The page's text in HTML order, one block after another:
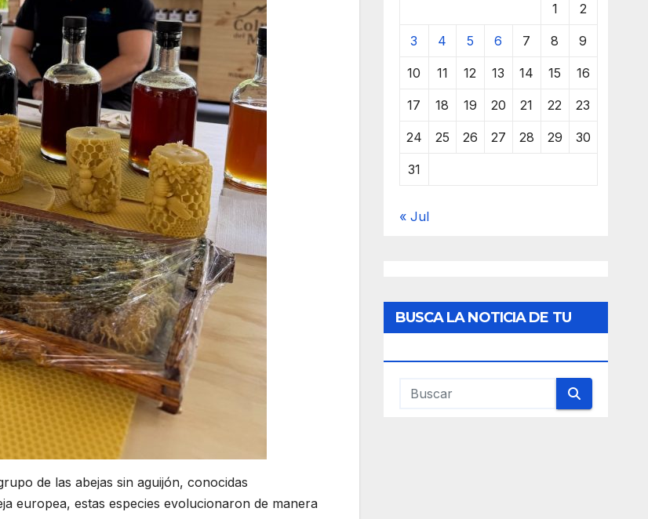
de las abejas sin aguijón, conocidas
europea, estas especies evolucionaron de manera
1 2
3 4 5 6 7 8 9
10 11 12 13 14 15 16
17 18 19 20 21 22 23
24 25 26 27 28 29 30
31
« Jul
BUSCA LA NOTICIA DE TU